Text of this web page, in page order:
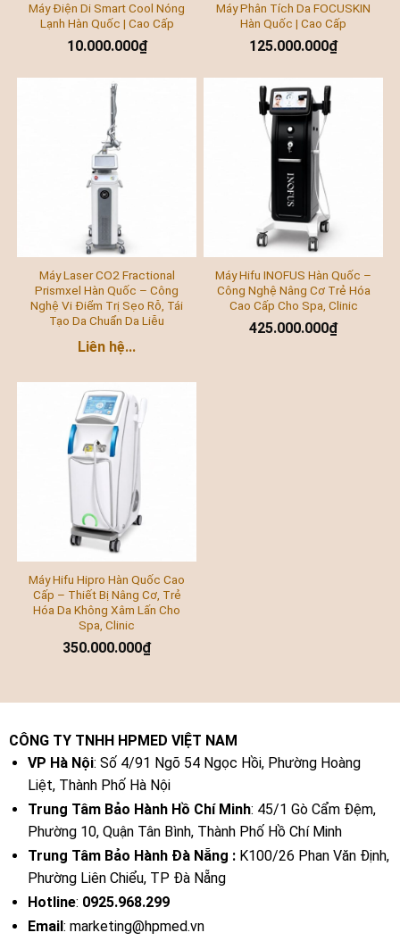
Máy Điện Di Smart Cool Nóng
Lạnh Hàn Quốc | Cao Cấp
10.000.000₫
Máy Phân Tích Da FOCUSKIN
Hàn Quốc | Cao Cấp
125.000.000₫
Máy Laser CO2 Fractional
Prismxel Hàn Quốc – Công
Nghệ Vi Điểm Trị Sẹo Rỗ, Tái
Tạo Da Chuẩn Da Liễu
Liên hệ...
Máy Hifu INOFUS Hàn Quốc –
Công Nghệ Nâng Cơ Trẻ Hóa
Cao Cấp Cho Spa, Clinic
425.000.000₫
Máy Hifu Hipro Hàn Quốc Cao
Cấp – Thiết Bị Nâng Cơ, Trẻ
Hóa Da Không Xâm Lấn Cho
Spa, Clinic
350.000.000₫
CÔNG TY TNHH HPMED VIỆT NAM
VP Hà Nội: Số 4/91 Ngõ 54 Ngọc Hồi, Phường Hoàng
Liệt, Thành Phố Hà Nội
Trung Tâm Bảo Hành Hồ Chí Minh: 45/1 Gò Cẩm Đệm,
Phường 10, Quận Tân Bình, Thành Phố Hồ Chí Minh
Trung Tâm Bảo Hành Đà Nẵng :K100/26 Phan Văn Định,
Phường Liên Chiểu, TP Đà Nẵng
Hotline: 0925.968.299
Email: marketing@hpmed.vn